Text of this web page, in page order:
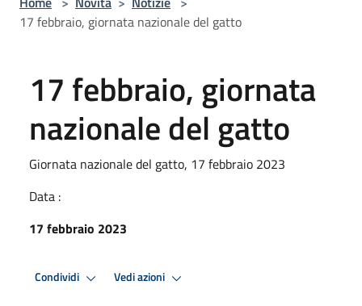
17 febbraio, giornata nazionale del gatto
17 febbraio, giornata
nazionale del gatto
Giornata nazionale del gatto, 17 febbraio 2023
Data :
17 febbraio 2023
Condividi Vedi azioni